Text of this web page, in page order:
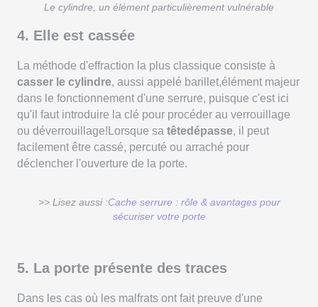
Le cylindre, un élément particulièrement vulnérable
4. Elle est cassée
La méthode d'effraction la plus classique consiste à
casser le cylindre, aussi appelé barillet,élément majeur
dans le fonctionnement d'une serrure, puisque c'est ici
qu'il faut introduire la clé pour procéder au verrouillage
ou déverrouillage!Lorsque sa têtedépasse, il peut
facilement être cassé, percuté ou arraché pour
déclencher l'ouverture de la porte.
>> Lisez aussi :Cache serrure : rôle & avantages pour
sécuriser votre porte
5. La porte présente des traces
Dans les cas où les malfrats ont fait preuve d'une